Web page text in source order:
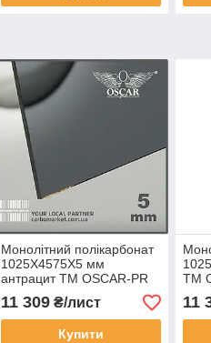
Монолітний полікарбонат
1025Х4575Х5 мм
антрацит TM OSCAR-PR
Solid (ОСКАР-Преміум)
Сербія
11 309₴/лист
Купити
TM
11